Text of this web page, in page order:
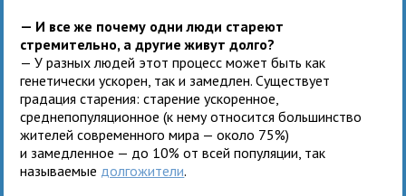
— И все же почему одни люди стареют
стремительно, а другие живут долго?
— У разных людей этот процесс может быть как
генетически ускорен, так и замедлен. Существует
градация старения: старение ускоренное,
среднепопуляционное (к нему относится большинство
жителей современного мира — около 75%)
и замедленное — до 10% от всей популяции, так
называемые долгожители.